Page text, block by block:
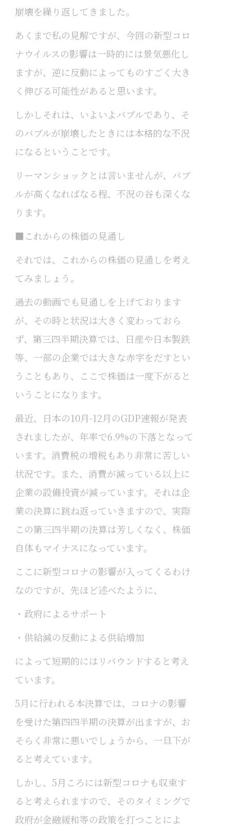
崩壊を繰り返してきました。
あくまで私の見解ですが、今回の新型コロ
ナウイルスの影響は一時的には景気悪化し
ますが、逆に反動によってものすごく大き
く伸びる可能性があると思います。
しかしそれは、いよいよバブルであり、そ
のバブルが崩壊したときには本格的な不況
になるということです。
リーマンショックとは言いませんが、バブ
ルが高くなればなる程、不況の谷も深くな
ります。
■これからの株価の見通し
それでは、これからの株価の見通しを考え
てみましょう。
過去の動画でも見通しを上げております
が、その時と状況は大きく変わっておら
ず、第三四半期決算では、日産や日本製鉄
等、一部の企業では大きな赤字をだすとい
うこともあり、ここで株価は一度下がると
いうことになります。
最近、日本の10月-12月のGDP速報が発表
されましたが、年率で6.9%の下落となって
います。消費税の増税もあり非常に苦しい
状況です。また、消費が減っている以上に
企業の設備投資が減っています。それは企
業の決算に跳ね返っていきますので、実際
この第三四半期の決算は芳しくなく、株価
自体もマイナスになっています。
ここに新型コロナの影響が入ってくるわけ
なのですが、先ほど述べたように、
・政府によるサポート
・供給減の反動による供給増加
によって短期的にはリバウンドすると考え
ています。
5月に行われる本決算では、コロナの影響
を受けた第四四半期の決算が出ますが、お
そらく非常に悪いでしょうから、一旦下が
ると考えています。
しかし、5月ころには新型コロナも収束す
ると考えられますので、そのタイミングで
政府が金融緩和等の政策を打つことによ